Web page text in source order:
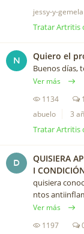
jessy-y-gemela
Tratar Artritis
N Quiero el
Buenos días,
Ver más
1134
1
abuelo
3
Tratar Artritis
D
QUISIERA
I
quisiera
ntos
Ver más
1197